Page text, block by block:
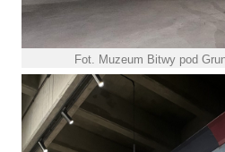
Fot. Muzeum Bitwy pod